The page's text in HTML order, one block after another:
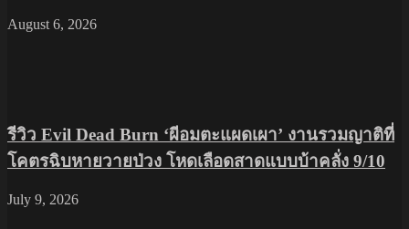
August 6, 2026
รีวิว Evil Dead Burn ‘ผีอมตะแผดเผา’ งานรวมญาติที่
โคตรฉิบหายวายป่วง โหดเลือดสาดแบบบ้าคลั่ง 9/10
July 9, 2026